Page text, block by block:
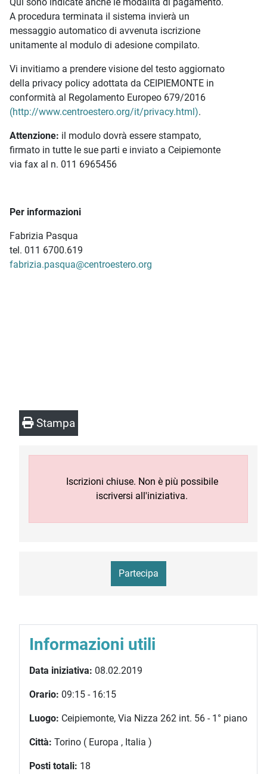
A procedura terminata il sistema invierà un
messaggio automatico di avvenuta iscrizione
unitamente al modulo di adesione compilato.
Vi invitiamo a prendere visione del testo aggiornato
della privacy policy adottata da CEIPIEMONTE in
conformità al Regolamento Europeo 679/2016
(http://www.centroestero.org/it/privacy.html).
Attenzione: il modulo dovrà essere stampato,
firmato in tutte le sue parti e inviato a Ceipiemonte
via fax al n. 011 6965456
Per informazioni
Fabrizia Pasqua
tel. 011 6700.619
fabrizia.pasqua@centroestero.org
Stampa
Iscrizioni chiuse. Non è più possibile
iscriversi all'iniziativa.
Partecipa
Informazioni utili
Data iniziativa: 08.02.2019
Orario: 09:15 - 16:15
Luogo: Ceipiemonte, Via Nizza 262 int. 56 - 1° piano
Città: Torino ( Europa , Italia )
Posti totali: 18